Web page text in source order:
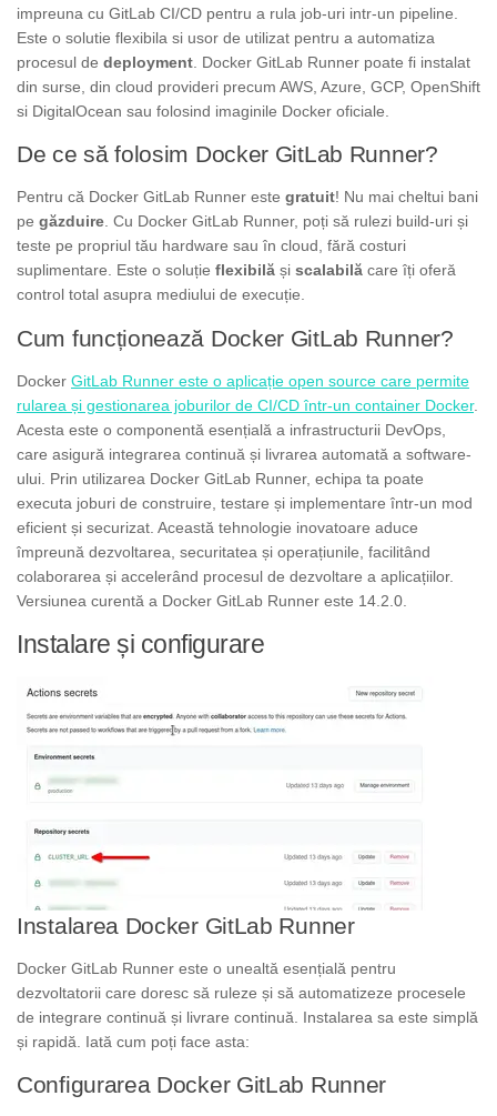
impreuna cu GitLab CI/CD pentru a rula job-uri intr-un pipeline.
Este o solutie flexibila si usor de utilizat pentru a automatiza
procesul de deployment. Docker GitLab Runner poate fi instalat
din surse, din cloud provideri precum AWS, Azure, GCP, OpenShift
si DigitalOcean sau folosind imaginile Docker oficiale.
De ce să folosim Docker GitLab Runner?
Pentru că Docker GitLab Runner este gratuit! Nu mai cheltui bani
pe găzduire. Cu Docker GitLab Runner, poți să rulezi build-uri și
teste pe propriul tău hardware sau în cloud, fără costuri
suplimentare. Este o soluție flexibilă și scalabilă care îți oferă
control total asupra mediului de execuție.
Cum funcționează Docker GitLab Runner?
Docker GitLab Runner este o aplicație open source care permite
rularea și gestionarea joburilor de CI/CD într-un container Docker.
Acesta este o componentă esențială a infrastructurii DevOps,
care asigură integrarea continuă și livrarea automată a software-
ului. Prin utilizarea Docker GitLab Runner, echipa ta poate
executa joburi de construire, testare și implementare într-un mod
eficient și securizat. Această tehnologie inovatoare aduce
împreună dezvoltarea, securitatea și operațiunile, facilitând
colaborarea și accelerând procesul de dezvoltare a aplicațiilor.
Versiunea curentă a Docker GitLab Runner este 14.2.0.
Instalare și configurare
Instalarea Docker GitLab Runner
Docker GitLab Runner este o unealtă esențială pentru
dezvoltatorii care doresc să ruleze și să automatizeze procesele
de integrare continuă și livrare continuă. Instalarea sa este simplă
și rapidă. Iată cum poți face asta:
Configurarea Docker GitLab Runner